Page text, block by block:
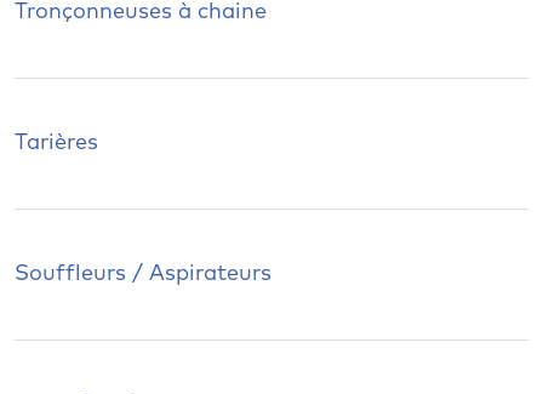
Tronçonneuses à chaine
Tarières
Souffleurs / Aspirateurs